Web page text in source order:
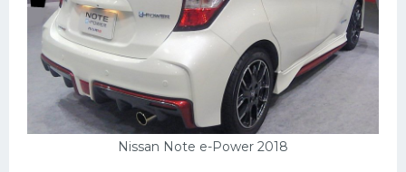
Nissan Note e-Power 2018